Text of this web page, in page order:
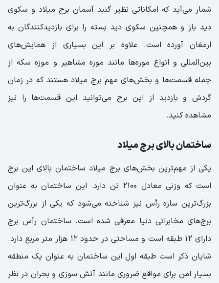
شمار می‌آید که امکاناتی نظیر گنبد آسمان برج میلاد و سکوی
دید باز و همچنین سکوی دید بسته را برای بازدیدکنندگان به
ارمغان آورده است. علاوه بر این بسیاری از همایش‌های
بین‌المللی و انواع موزه‌ها مانند موزه مشاهیر و موزه سکه از
جمله قسمت‌ها و بخش‌های مهم برج میلاد هستند که در زمان
گردش و بازدید از این برج می‌توانید این قسمت‌ها را نیز
مشاهده کنید.
ساختمان بالای برج میلاد
یکی از مهم‌ترین بخش‌های برج میلاد ساختمان بالای این برج
است که وزنی معادل ۲۱۰۰ تن دارد. این ساختمان به عنوان
بزرگ‌ترین سازه رأس نیز شناخته می‌شود که یکی از بزرگ‌ترین
برج‌های مخابراتی دنیا معرفی شده است. ساختمان رأس برج
دارای ۱۲ طبقه است و مساحتی در حدود ۱۲ هزار متر مربع دارد.
شایان ذکر است طبقه اول این ساختمان به عنوان یک منطقه
بسیار امن برای مواقع ضروری مانند آتش سوزی و بحران در نظر